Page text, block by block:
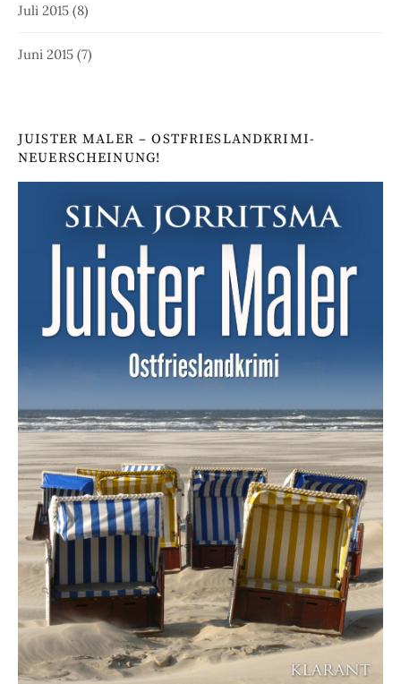
Juli 2015 (8)
Juni 2015 (7)
JUISTER MALER – OSTFRIESLANDKRIMI-
NEUERSCHEINUNG!